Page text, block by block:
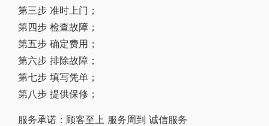
第三步 准时上门；
第四步 检查故障；
第五步 确定费用；
第六步 排除故障；
第七步 填写凭单；
第八步 提供保修；
服务承诺：顾客至上 服务周到 诚信服务